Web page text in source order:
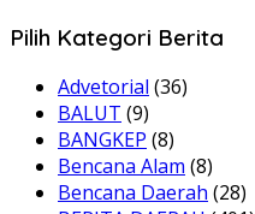
Pilih Kategori Berita
Advetorial (36)
BALUT (9)
BANGKEP (8)
Bencana Alam (8)
Bencana Daerah (28)